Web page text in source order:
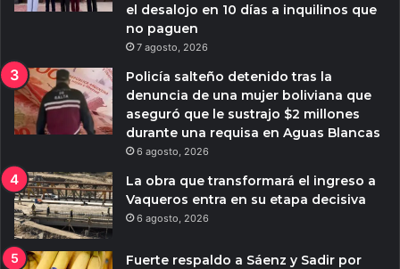
el desalojo en 10 días a inquilinos que
no paguen
7 agosto, 2026
Policía salteño detenido tras la
denuncia de una mujer boliviana que
aseguró que le sustrajo $2 millones
durante una requisa en Aguas Blancas
6 agosto, 2026
La obra que transformará el ingreso a
Vaqueros entra en su etapa decisiva
6 agosto, 2026
Fuerte respaldo a Sáenz y Sadir por